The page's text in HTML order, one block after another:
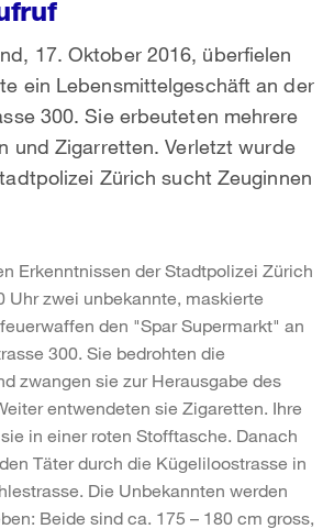
17. Oktober 2016, überfielen
ein Lebensmittelgeschäft an der
300. Sie erbeuteten mehrere
und Zigarretten. Verletzt wurde
Zürich sucht Zeuginnen
Erkenntnissen der Stadtpolizei Zürich
Uhr zwei unbekannte, maskierte
den "Spar Supermarkt" an
300. Sie bedrohten die
zwangen sie zur Herausgabe des
entwendeten sie Zigaretten. Ihre
in einer roten Stofftasche. Danach
Täter durch die Kügeliloostrasse in
Die Unbekannten werden
Beide sind ca. 175 – 180 cm gross,